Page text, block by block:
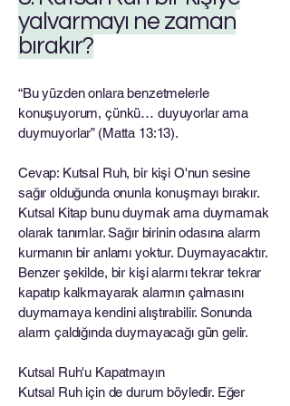
yalvarmayı ne zaman
bırakır?
“Bu yüzden onlara benzetmelerle
konuşuyorum, çünkü… duyuyorlar ama
duymuyorlar” (Matta 13:13).
Cevap: Kutsal Ruh, bir kişi O'nun sesine
sağır olduğunda onunla konuşmayı bırakır.
Kutsal Kitap bunu duymak ama duymamak
olarak tanımlar. Sağır birinin odasına alarm
kurmanın bir anlamı yoktur. Duymayacaktır.
Benzer şekilde, bir kişi alarmı tekrar tekrar
kapatıp kalkmayarak alarmın çalmasını
duymamaya kendini alıştırabilir. Sonunda
alarm çaldığında duymayacağı gün gelir.
Kutsal Ruh'u Kapatmayın
Kutsal Ruh için de durum böyledir. Eğer